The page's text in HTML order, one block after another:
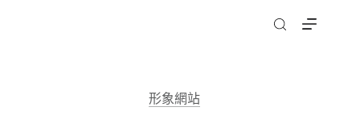
形象網站